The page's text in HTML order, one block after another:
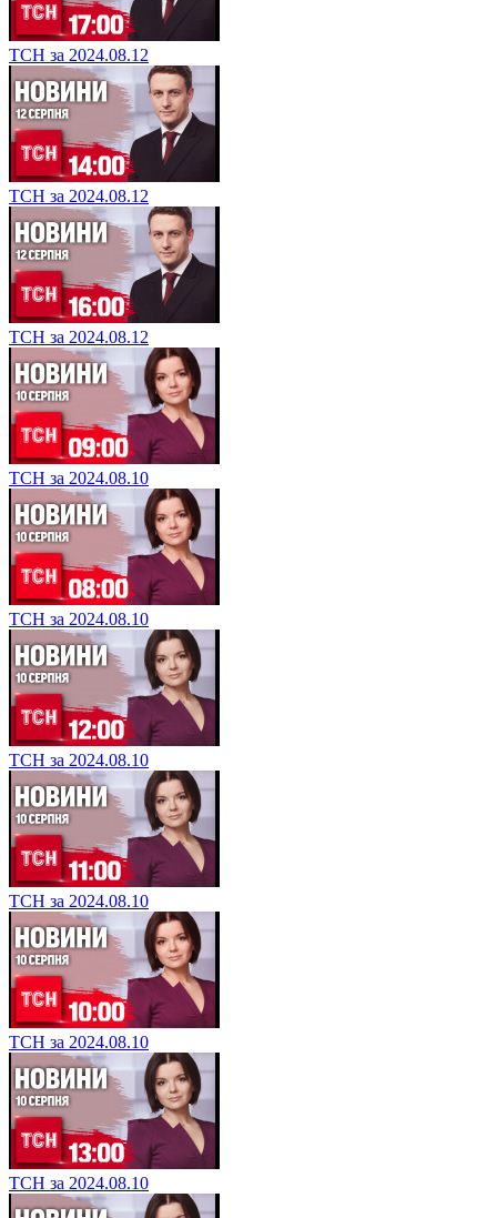
ТСН за 2024.08.12
ТСН за 2024.08.12
ТСН за 2024.08.12
ТСН за 2024.08.10
ТСН за 2024.08.10
ТСН за 2024.08.10
ТСН за 2024.08.10
ТСН за 2024.08.10
ТСН за 2024.08.10